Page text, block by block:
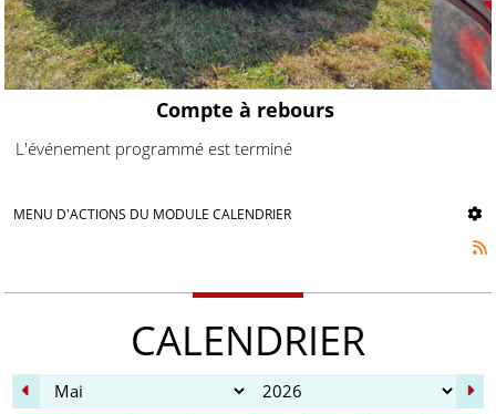
Compte à rebours
L'événement programmé est terminé
MENU D'ACTIONS DU MODULE CALENDRIER
CALENDRIER